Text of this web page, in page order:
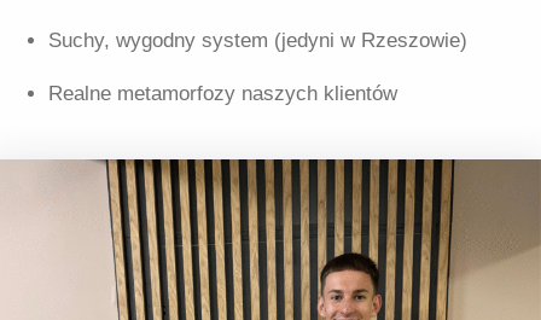
Suchy, wygodny system (jedyni w Rzeszowie)
Realne metamorfozy naszych klientów